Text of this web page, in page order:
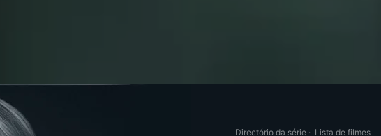
Directório da série · Lista de filmes